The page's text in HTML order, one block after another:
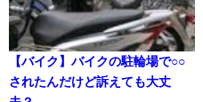
【バイク】バイクの駐輪場で○○
されたんだけど訴えても大丈